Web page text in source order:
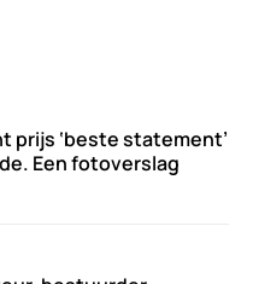
prijs ‘beste statement’
Een fotoverslag